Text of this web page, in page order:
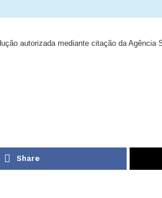
autorizada mediante citação da Agência
Share